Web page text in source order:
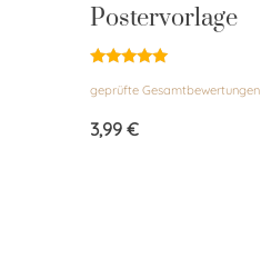
Postervorlage
mit
von 5
geprüfte Gesamtbewertungen
3,99 €